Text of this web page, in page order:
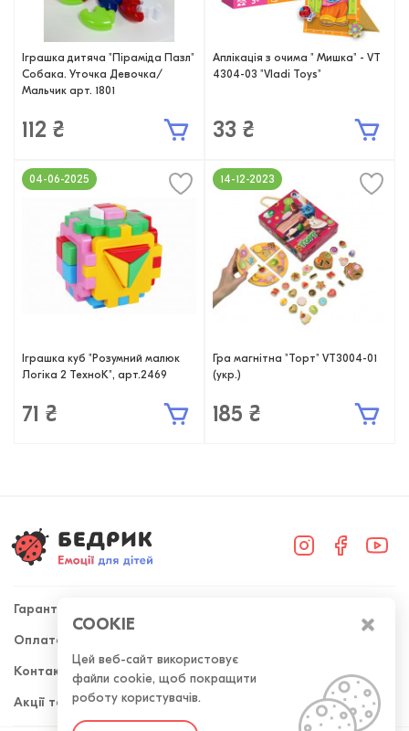
Іграшка дитяча "Піраміда Пазл"
Собака. Уточка Девочка/
Мальчик арт. 1801
112 ₴
Аплікація з очима " Мишка" - VT
4304-03 "Vladi Toys"
33 ₴
Іграшка куб "Розумний малюк
Логіка 2 ТехноК", арт.2469
71 ₴
04-06-2025
Гра магнітна "Торт" VT3004-01
(укр.)
185 ₴
14-12-2023
Гарантія
Оплата та доставка
Контакти
Акції та знижки
Передзвоніть мені
COOKIE
Цей веб-сайт використовує
файли cookie, щоб покращити
роботу користувачів.